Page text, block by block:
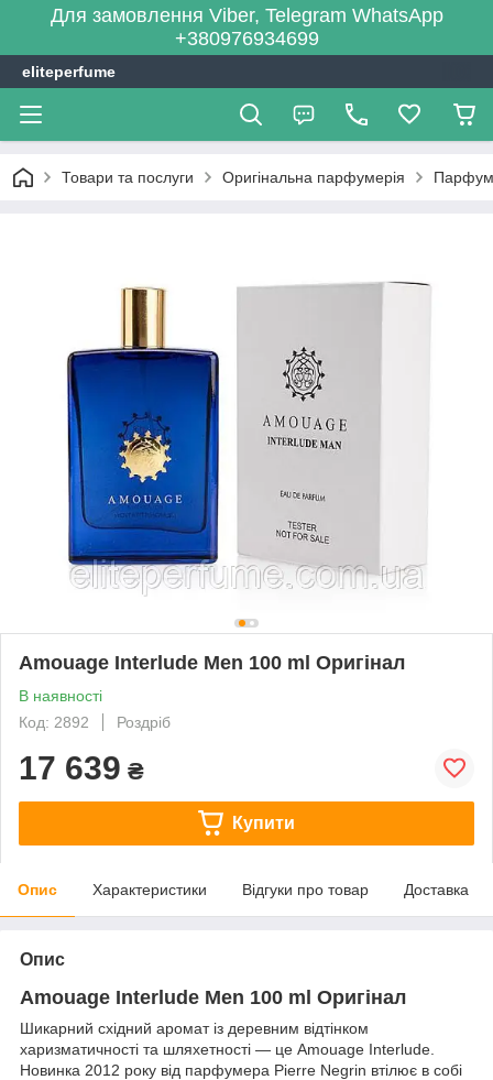
Для замовлення Viber, Telegram WhatsApp
+380976934699
eliteperfume
Товари та послуги Оригінальна парфумерія
Amouage Interlude Men 100 ml Оригінал
В наявності
Код: 2892
Роздріб
17 639 ₴
Купити
Опис Характеристики Відгуки про товар Доставка
Опис
Amouage Interlude Men 100 ml Оригінал
Шикарний східний аромат із деревним відтінком
харизматичності та шляхетності — це Amouage Interlude.
Новинка 2012 року від парфумера Pierre Negrin втілює в собі